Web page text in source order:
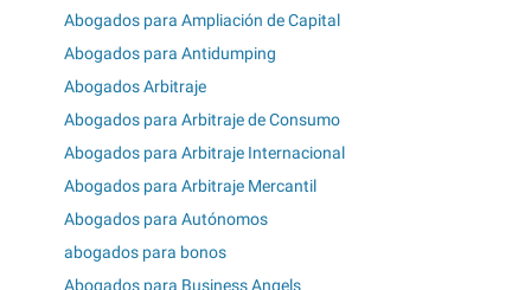
Abogados para Ampliación de Capital
Abogados para Antidumping
Abogados Arbitraje
Abogados para Arbitraje de Consumo
Abogados para Arbitraje Internacional
Abogados para Arbitraje Mercantil
Abogados para Autónomos
abogados para bonos
Abogados para Business Angels